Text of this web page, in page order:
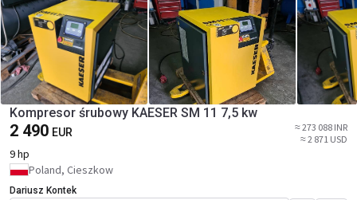
Kompresor śrubowy KAESER SM 11 7,5 kw
2 490 EUR
≈ 273 088 INR
≈ 2 871 USD
9 hp
Poland, Cieszkow
Dariusz Kontek